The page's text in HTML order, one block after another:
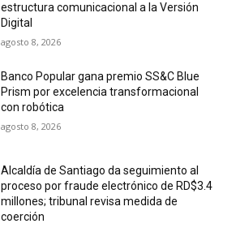
estructura comunicacional a la Versión
Digital
agosto 8, 2026
Banco Popular gana premio SS&C Blue
Prism por excelencia transformacional
con robótica
agosto 8, 2026
Alcaldía de Santiago da seguimiento al
proceso por fraude electrónico de RD$3.4
millones; tribunal revisa medida de
coerción